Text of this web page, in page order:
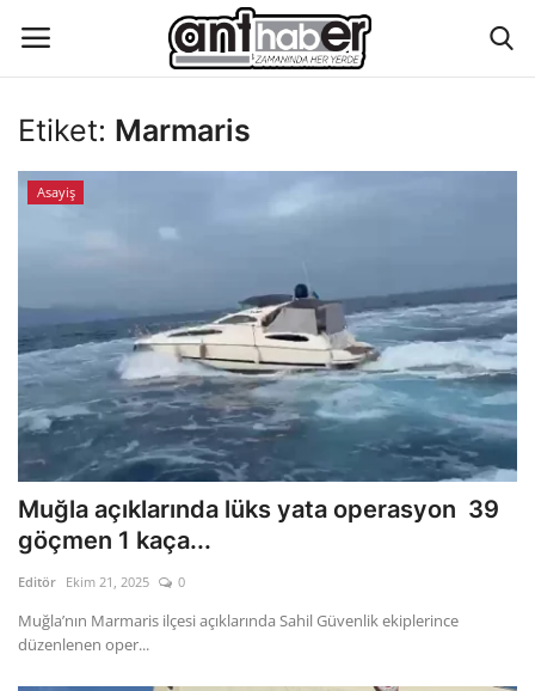
Hakkımızda
İletişim
Asayiş
Çevre
Gizlilik Politikası
Reklam ve İşbirliği
Etiket: Marmaris
Asayiş
Muğla açıklarında lüks yata operasyon 39
göçmen 1 kaça...
Editör Ekim 21, 2025 0
Muğla’nın Marmaris ilçesi açıklarında Sahil Güvenlik ekiplerince
düzenlenen oper...